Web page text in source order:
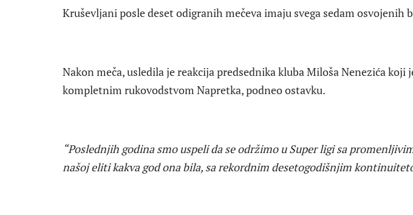
Kruševljani posle deset odigranih mečeva imaju svega sedam osvojenih
Nakon meča, usledila je reakcija predsednika kluba Miloša Nenezića koji
kompletnim rukovodstvom Napretka, podneo ostavku.
“Poslednjih godina smo uspeli da se održimo u Super ligi sa
našoj eliti kakva god ona bila, sa rekordnim desetogodišnjim